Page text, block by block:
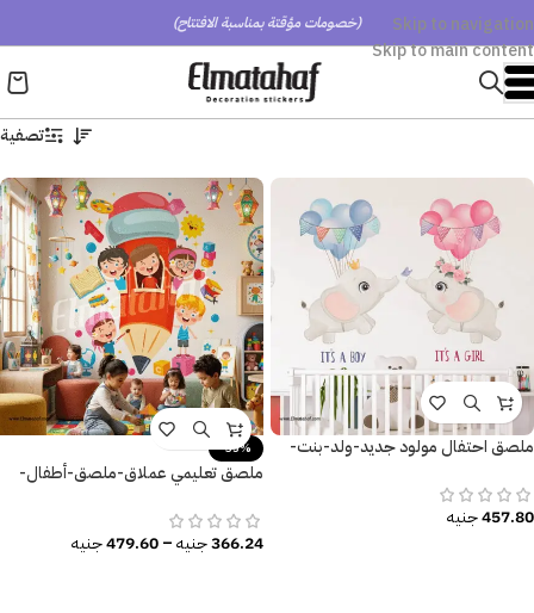
Skip to navigation
Skip to main content
(خصومات مؤقتة بمناسبة الافتتاح)
تصفية
ملصق احتفال مولود جديد-ولد-بنت-
457.80جنيه
-35%
ملصق تعليمي عملاق-ملصق-أطفال-
366.24جنيه–
479.60جنيه